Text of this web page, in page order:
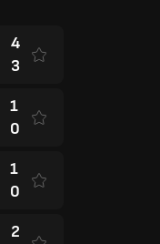
4
3
1
0
1
0
2